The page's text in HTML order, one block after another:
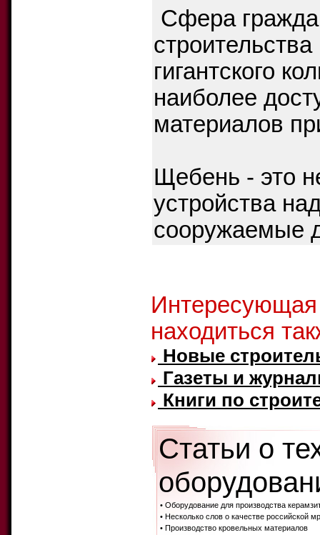
Сфера
гигантского
наиболее
материалов
Щебень - это
устройства
сооружаемые
находиться
Новые
Газеты и
Книги по
Статьи о
• Оборудование для производства
• Несколько слов о качестве российской
• Производство кровельных материалов